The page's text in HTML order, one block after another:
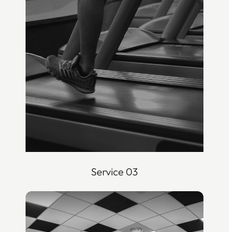
Service 03